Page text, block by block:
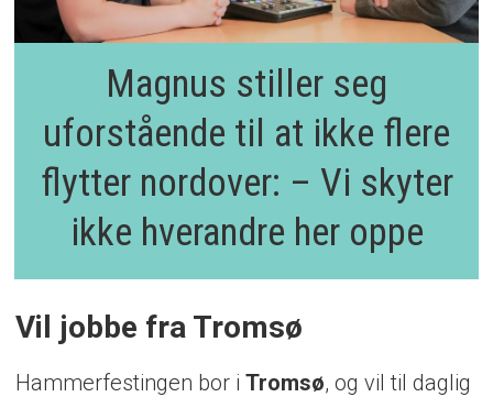
Magnus stiller seg
uforstående til at ikke flere
flytter nordover: – Vi skyter
ikke hverandre her oppe
Vil jobbe fra Tromsø
Hammerfestingen bor i Tromsø, og vil til daglig